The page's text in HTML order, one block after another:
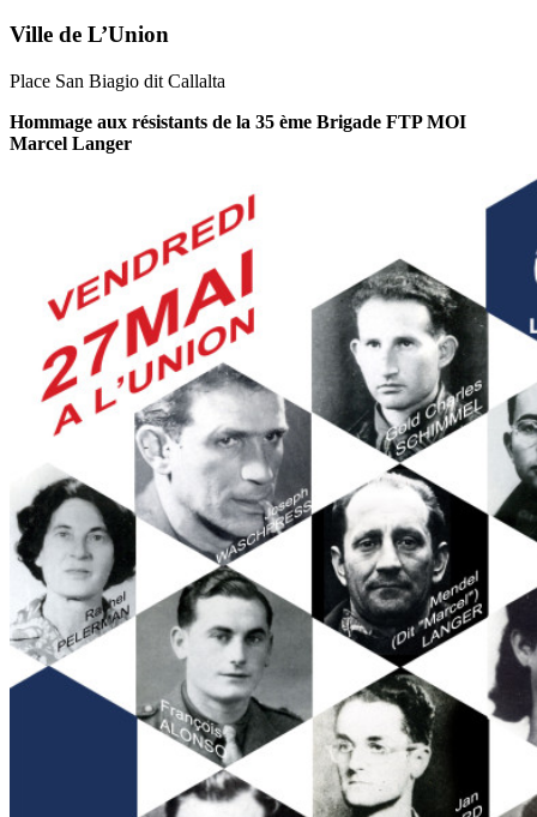
Ville de L’Union
Place San Biagio dit Callalta
Hommage aux résistants de la 35 ème Brigade FTP MOI
Marcel Langer